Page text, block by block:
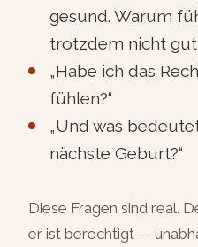
gesund. Warum
trotzdem nicht gut
„Habe ich das
fühlen?“
„Und was
nächste Geburt?“
Diese Fragen sind real.
er ist berechtigt —